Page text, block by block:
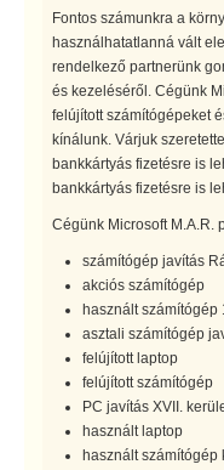
Fontos számunkra a
használhatatlanná vált
rendelkező partnerünk
és kezeléséről. Cégünk
felújított számítógépeket
kínálunk. Várjuk
bankkártyás fizetésre is
bankkártyás fizetésre is
Cégünk Microsoft M.A.R.
számítógép javítás
akciós számítógép
használt számítógép
asztali számítógép
felújított laptop
felújított számítógép
PC javítás XVII.
használt laptop
használt számítógép